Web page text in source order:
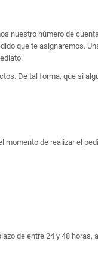
nuestro número de
que te asignaremos.
De tal forma, que si
momento de realizar el
de entre 24 y 48